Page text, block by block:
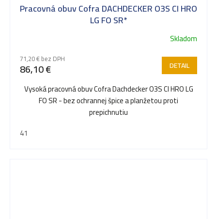
Pracovná obuv Cofra DACHDECKER O3S CI HRO
LG FO SR*
Skladom
71,20 € bez DPH
86,10 € DETAIL
Vysoká pracovná obuv Cofra Dachdecker O3S CI HRO LG
FO SR - bez ochrannej špice a planžetou proti
prepichnutiu
41